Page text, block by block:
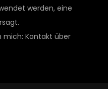
werden, eine
mich: Kontakt über